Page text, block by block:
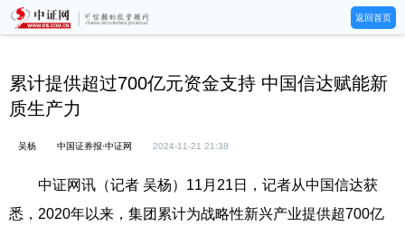
返回首页
累计提供超过700亿元资金支持 中国信达赋能新
质生产力
吴杨 中国证券报·中证网 2024-11-21 21:38
中证网讯（记者 吴杨）11月21日，记者从中国信达获
悉，2020年以来，集团累计为战略性新兴产业提供超700亿